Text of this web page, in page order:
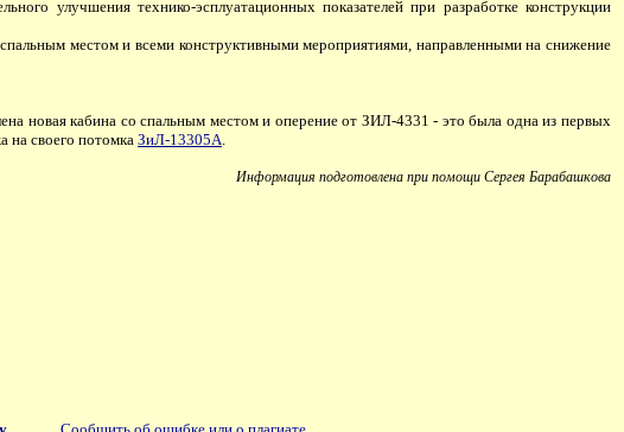
улучшения технико-эсплуатационных показателей при разработке конструкции
местом и всеми конструктивными мероприятиями, направленными на снижение
новая кабина со спальным местом и оперение от ЗИЛ-4331 - это была одна из первых
на своего потомка ЗиЛ-13305А.
Информация подготовлена при помощи Сергея Барабашкова